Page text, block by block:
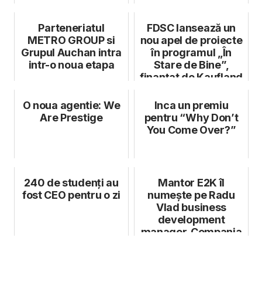
Parteneriatul
METRO GROUP si
Grupul Auchan intra
intr-o noua etapa
FDSC lansează un
nou apel de proiecte
în programul „În
Stare de Bine”,
finanțat de Kaufland
O noua agentie: We
Are Prestige
Inca un premiu
pentru “Why Don’t
You Come Over?”
240 de studenți au
fost CEO pentru o zi
Mantor E2K îl
numește pe Radu
Vlad business
development
manager. Compania